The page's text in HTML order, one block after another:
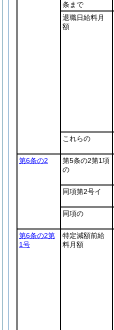
条まで
退職日給料月
額
これらの
第6条の2
第5条の2第1項
の
同項第2号イ
同項の
第6条の2第
1号
特定減額前給
料月額